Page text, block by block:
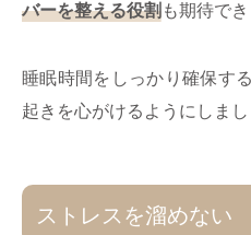
バーを整える役割 も期待でき
睡眠時間をしっかり確保す
起きを心がけるようにしまし
ストレスを溜めない